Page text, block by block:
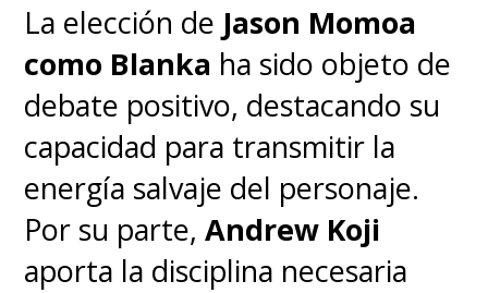
La elección de Jason Momoa
como Blanka ha sido objeto de
debate positivo, destacando su
capacidad para transmitir la
energía salvaje del personaje.
Por su parte,Andrew Koji
aporta la disciplina necesaria